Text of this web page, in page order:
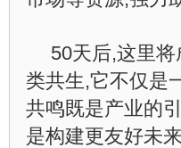
50天后,这里
类共生,它不仅是
共鸣既是产业的
是构建更友好未